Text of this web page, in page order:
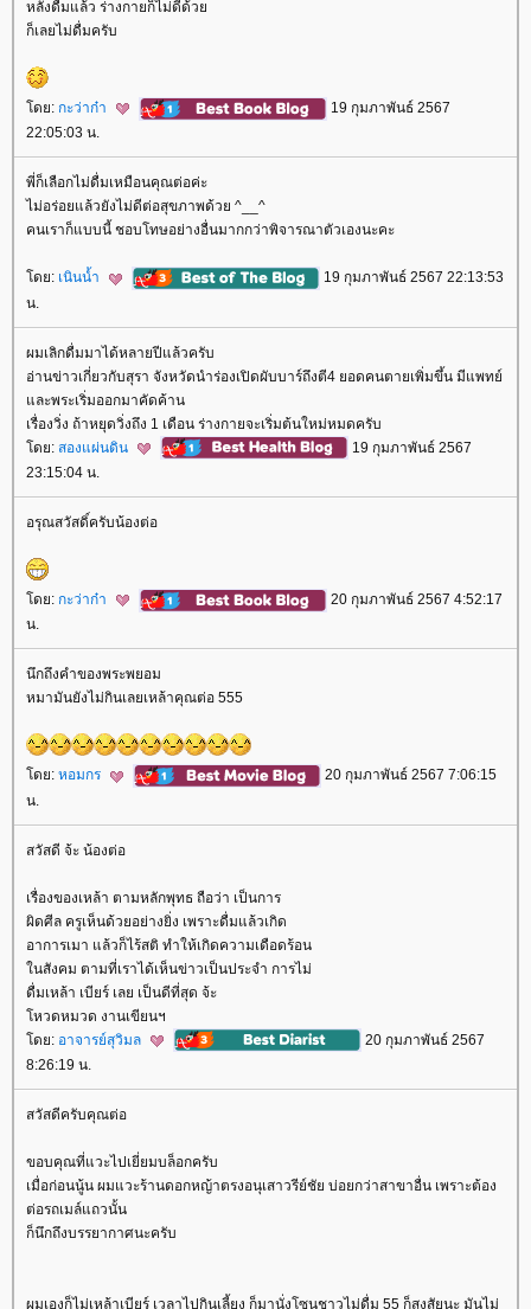
หลังดื่มแล้ว ร่างกายก็ไม่ดีด้ว
ก็เลยไม่ดื่มครับ
ดย: กะว่าก๋า
19 กุมภาพันธ์ 2567
22:05:03 น.
พี่ก็เลือกไม่ดื่มเหมือนคุณต่อค่ะ
ไม่อร่อยแล้วยังไม่ดีต่อสุขภาพด้วย ^__^
คนเราก็แบบนี้ ชอบโทษอย่างอื่นมากกว่าพิจารณาตัวเองนะคะ
ดย: เนินน้ำ
19 กุมภาพันธ์ 2567 22:13:53
น.
ผมเลิกดื่มมาได้หลายปีแล้วครับ
อ่านข่าวเกี่ยวกับสุรา จังหวัดนำร่องเปิดผับบาร์ถึงตี4 ยอดคนตายเพิ่มขึ้น มีแพทย์
ละพระเริ่มออกมาคัดค้าน
เรื่องวิ่ง ถ้าหยุดวิ่งถึง 1 เดือน ร่างกายจะเริ่มต้นใหม่หมดครับ
ดย: สองแผ่นดิน
19 กุมภาพันธ์ 2567
23:15:04 น.
อรุณสวัสดิ์ครับน้องต่อ
ดย: กะว่าก๋า
20 กุมภาพันธ์ 2567 4:52:17
น.
นึกถึงคำของพระพยอม
หมามันยังไม่กินเลยเหล้าคุณต่อ 555
ดย: หอมกร
20 กุมภาพันธ์ 2567 7:06:15
น.
สวัสดี จ้ะ น้องต่อ
เรื่องของเหล้า ตามหลักพุทธ ถือว่า เป็นการ
ผิดศีล ครูเห็นด้วยอย่างยิ่ง เพราะดื่มแล้วเกิด
อาการเมา แล้วก็ไร้สติ ทำให้เกิดความเดือดร้อน
นสังคม ตามที่เราได้เห็นข่าวเป็นประจำ การไม่
ดื่มเหล้า เบียร์ เลย เป็นดีที่สุด จ้ะ
หวดหมวด งานเขียนฯ
ดย: อาจารย์สุวิมล
20 กุมภาพันธ์ 2567
8:26:19 น.
สวัสดีครับคุณต่อ
ขอบคุณที่แวะไปเยี่ยมบล็อกครับ
เมื่อก่อนนู้น ผมแวะร้านดอกหญ้าตรงอนุเสาวรีย์ชัย บ่อยกว่าสาขาอื่น เพราะต้อง
ต่อรถเมล์แถวนั้น
ก็นึกถึงบรรยากาศนะครับ
ผมเองก็ไม่เหล้าเบียร์ เวลาไปกินเลี้ยง ก็มานั่งโซนชาวไม่ดื่ม 55 ก็สงสัยนะ มันไม่